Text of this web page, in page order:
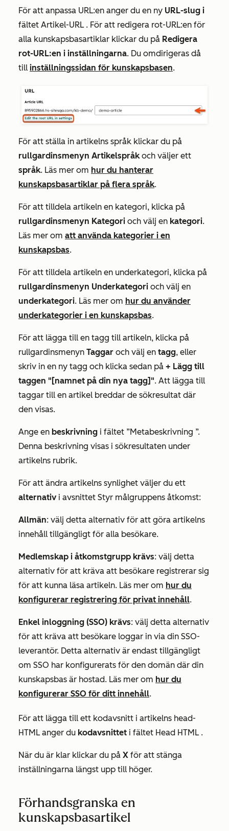
För att anpassa URL:en anger du en ny URL-slug i
fältet Artikel-URL . För att redigera rot-URL:en för
alla kunskapsbasartiklar klickar du på Redigera
rot-URL:en i inställningarna. Du omdirigeras då
till inställningssidan för kunskapsbasen.
För att ställa in artikelns språk klickar du på
rullgardinsmenyn Artikelspråkoch väljer ett
språk. Läs mer om hur du hanterar
kunskapsbasartiklar på flera språk.
För att tilldela artikeln en kategori, klicka på
rullgardinsmenyn Kategori och välj en kategori.
Läs mer om att använda kategorier i en
kunskapsbas.
För att tilldela artikeln en underkategori, klicka på
rullgardinsmenyn Underkategori och välj en
underkategori. Läs mer om hur du använder
underkategorier i en kunskapsbas.
För att lägga till en tagg till artikeln, klicka på
rullgardinsmenyn Taggar och välj en tagg, eller
skriv in en ny tagg och klicka sedan på + Lägg till
taggen "[namnet på din nya tagg]". Att lägga till
taggar till en artikel breddar de sökresultat där
den visas.
Ange en beskrivning i fältet ”Metabeskrivning ”.
Denna beskrivning visas i sökresultaten under
artikelns rubrik.
För att ändra artikelns synlighet väljer du ett
alternativi avsnittet Styr målgruppens åtkomst:
Allmän: välj detta alternativ för att göra artikelns
innehåll tillgängligt för alla besökare.
Medlemskap i åtkomstgrupp krävs: välj detta
alternativ för att kräva att besökare registrerar sig
för att kunna läsa artikeln. Läs mer om hur du
konfigurerar registrering för privat innehåll.
Enkel inloggning (SSO) krävs: välj detta alternativ
för att kräva att besökare loggar in via din SSO-
leverantör. Detta alternativ är endast tillgängligt
om SSO har konfigurerats för den domän där din
kunskapsbas är hostad. Läs mer om hur du
konfigurerar SSO för ditt innehåll.
För att lägga till ett kodavsnitt i artikelns head-
HTML anger du kodavsnittet i fältet Head HTML .
När du är klar klickar du på X för att stänga
inställningarna längst upp till höger.
Förhandsgranska en
kunskapsbasartikel